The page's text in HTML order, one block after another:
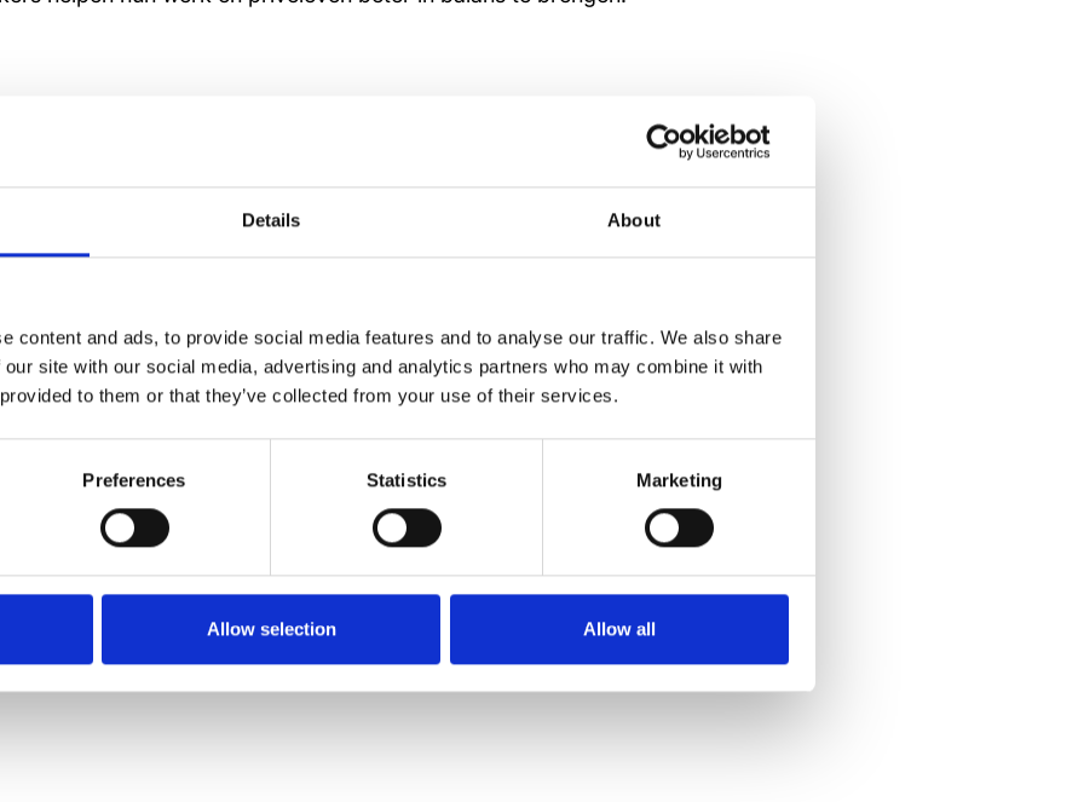
Details About
content and ads, to provide social media features and to analyse our traffic. We also share
site with our social media, advertising and analytics partners who may combine it with
to them or that they’ve collected from your use of their services.
Preferences Statistics Marketing
Allow selection Allow all
in uw
werknemer willen productiemedewerkers zich gewaardeerd voelen en
en kansen zien binnen het bedrijf. Dat is waar je
van pas komen. Door te investeren in de opleiding en ontwikkeling
u productiemedewerkers helpen hun soft skills, harde vaardigheden
uit te breiden. De bonus? Hun toegenomen kennis zal automatisch meer
de organisatie. Dergelijke ontwikkelingsinitiatieven voor
kunnen bestaan uit het aanbieden van interne
betaalde cursussen of een vergoeding van collegegeld voor